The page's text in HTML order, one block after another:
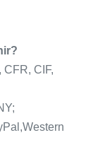
CIF,